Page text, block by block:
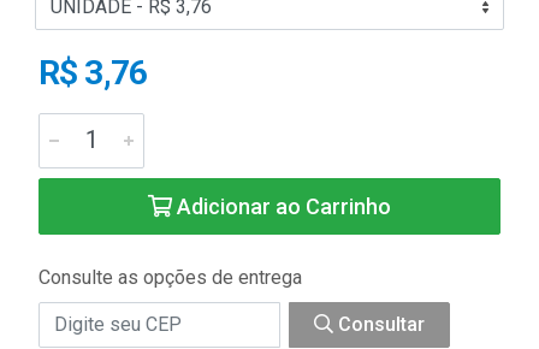
R$ 3,76
Adicionar ao Carrinho
Consulte as opções de entrega
Consultar